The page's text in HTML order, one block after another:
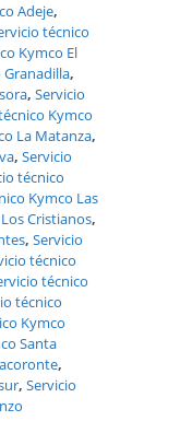
Adeje,
técnico
Kymco El
Granadilla,
, Servicio
Kymco
La Matanza,
, Servicio
técnico
Kymco Las
Cristianos,
, Servicio
técnico
técnico
técnico
Kymco
Santa
,
, Servicio